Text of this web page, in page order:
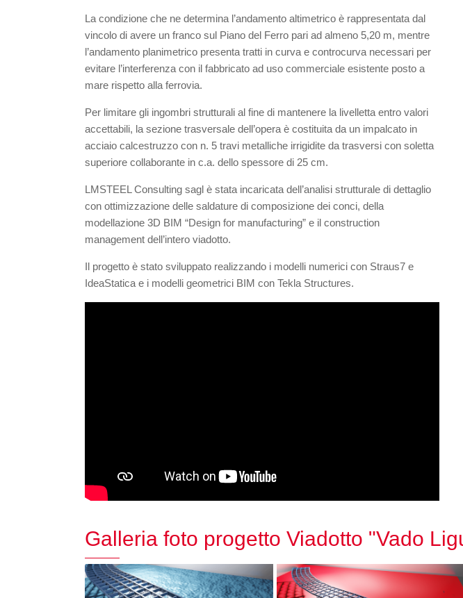
La condizione che ne determina l’andamento altimetrico è rappresentata dal
vincolo di avere un franco sul Piano del Ferro pari ad almeno 5,20 m, mentre
l’andamento planimetrico presenta tratti in curva e controcurva necessari per
evitare l’interferenza con il fabbricato ad uso commerciale esistente posto a
mare rispetto alla ferrovia.
Per limitare gli ingombri strutturali al fine di mantenere la livelletta entro valori
accettabili, la sezione trasversale dell’opera è costituita da un impalcato in
acciaio calcestruzzo con n. 5 travi metalliche irrigidite da trasversi con soletta
superiore collaborante in c.a. dello spessore di 25 cm.
LMSTEEL Consulting sagl è stata incaricata dell’analisi strutturale di dettaglio
con ottimizzazione delle saldature di composizione dei conci, della
modellazione 3D BIM “Design for manufacturing” e il construction
management dell’intero viadotto.
Il progetto è stato sviluppato realizzando i modelli numerici con Straus7 e
IdeaStatica e i modelli geometrici BIM con Tekla Structures.
Galleria foto progetto Viadotto "Vado